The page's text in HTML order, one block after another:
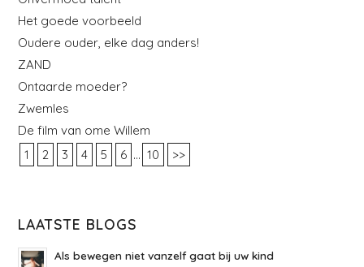
Het goede voorbeeld
Oudere ouder, elke dag anders!
ZAND
Ontaarde moeder?
Zwemles
De film van ome Willem
1
2 3 4 5 6 ... 10 >>
LAATSTE BLOGS
Als bewegen niet vanzelf gaat bij uw kind